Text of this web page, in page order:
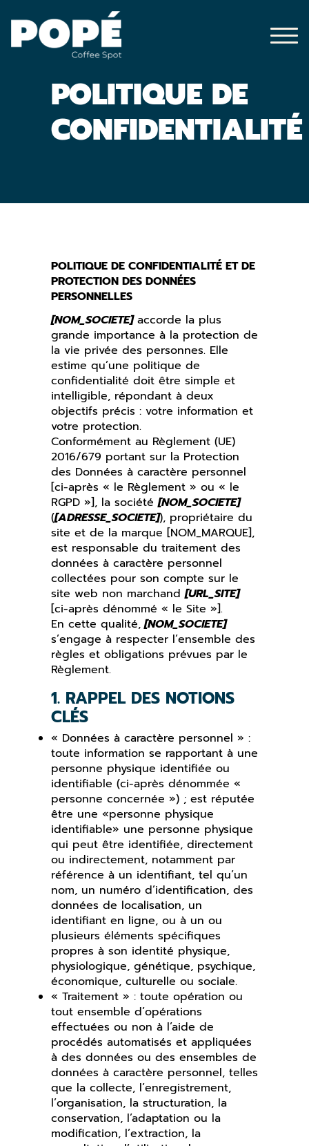
Skip to content
POLITIQUE DE
CONFIDENTIALITÉ
POLITIQUE DE CONFIDENTIALITÉ ET DE
PROTECTION DES DONNÉES
PERSONNELLES
[NOM_SOCIETE] accorde la plus
grande importance à la protection de
la vie privée des personnes. Elle
estime qu’une politique de
confidentialité doit être simple et
intelligible, répondant à deux
objectifs précis : votre information et
votre protection.
Conformément au Règlement (UE)
2016/679 portant sur la Protection
des Données à caractère personnel
[ci-après « le Règlement » ou « le
RGPD »], la société[NOM_SOCIETE]
([ADRESSE_SOCIETE]), propriétaire du
site et de la marque [NOM_MARQUE],
est responsable du traitement des
données à caractère personnel
collectées pour son compte sur le
site web non marchand[URL_SITE]
[ci-après dénommé « le Site »].
En cette qualité,[NOM_SOCIETE]
s’engage à respecter l’ensemble des
règles et obligations prévues par le
Règlement.
1. RAPPEL DES NOTIONS
CLÉS
« Données à caractère personnel » :
toute information se rapportant à une
personne physique identifiée ou
identifiable (ci-après dénommée «
personne concernée ») ; est réputée
être une «personne physique
identifiable» une personne physique
qui peut être identifiée, directement
ou indirectement, notamment par
référence à un identifiant, tel qu’un
nom, un numéro d’identification, des
données de localisation, un
identifiant en ligne, ou à un ou
plusieurs éléments spécifiques
propres à son identité physique,
physiologique, génétique, psychique,
économique, culturelle ou sociale.
« Traitement » : toute opération ou
tout ensemble d’opérations
effectuées ou non à l’aide de
procédés automatisés et appliquées
à des données ou des ensembles de
données à caractère personnel, telles
que la collecte, l’enregistrement,
l’organisation, la structuration, la
conservation, l’adaptation ou la
modification, l’extraction, la